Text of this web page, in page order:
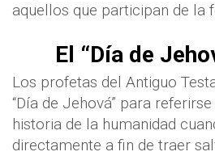
aquellos que participan de la
El “Día de
Los profetas del Antiguo
“Día de Jehová” para
historia de la humanidad
directamente a fin de traer